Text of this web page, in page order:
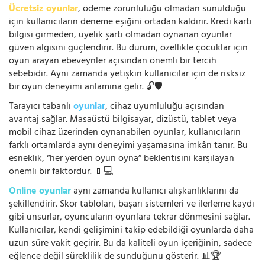
Ücretsiz oyunlar, ödeme zorunluluğu olmadan sunulduğu
için kullanıcıların deneme eşiğini ortadan kaldırır. Kredi kartı
bilgisi girmeden, üyelik şartı olmadan oynanan oyunlar
güven algısını güçlendirir. Bu durum, özellikle çocuklar için
oyun arayan ebeveynler açısından önemli bir tercih
sebebidir. Aynı zamanda yetişkin kullanıcılar için de risksiz
bir oyun deneyimi anlamına gelir. 🔓🛡️
Tarayıcı tabanlıoyunlar, cihaz uyumluluğu açısından
avantaj sağlar. Masaüstü bilgisayar, dizüstü, tablet veya
mobil cihaz üzerinden oynanabilen oyunlar, kullanıcıların
farklı ortamlarda aynı deneyimi yaşamasına imkân tanır. Bu
esneklik, “her yerden oyun oyna” beklentisini karşılayan
önemli bir faktördür. 📱💻
Online oyunlaraynı zamanda kullanıcı alışkanlıklarını da
şekillendirir. Skor tabloları, başarı sistemleri ve ilerleme kaydı
gibi unsurlar, oyuncuların oyunlara tekrar dönmesini sağlar.
Kullanıcılar, kendi gelişimini takip edebildiği oyunlarda daha
uzun süre vakit geçirir. Bu da kaliteli oyun içeriğinin, sadece
eğlence değil süreklilik de sunduğunu gösterir. 📊🏆